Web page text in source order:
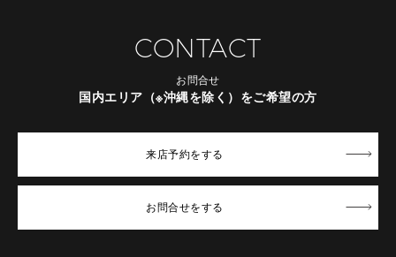
CONTACT
お問合せ
国内エリア（※沖縄を除く）をご希望の方
来店予約をする
お問合せをする